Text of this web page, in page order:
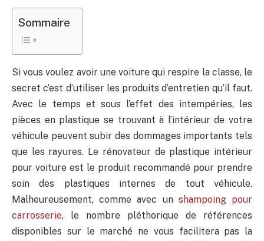
Sommaire
Si vous voulez avoir une voiture qui respire la classe, le
secret c’est d’utiliser les produits d’entretien qu’il faut.
Avec le temps et sous l’effet des intempéries, les
pièces en plastique se trouvant à l’intérieur de votre
véhicule peuvent subir des dommages importants tels
que les rayures. Le rénovateur de plastique intérieur
pour voiture est le produit recommandé pour prendre
soin des plastiques internes de tout véhicule.
Malheureusement, comme avec un shampoing pour
carrosserie, le nombre pléthorique de références
disponibles sur le marché ne vous facilitera pas la